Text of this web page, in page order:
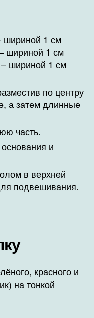
шириной 1 см
шириной 1 см
шириной 1 см
по центру
а затем длинные
часть.
и
в верхней
подвешивания.
красного и
на тонкой